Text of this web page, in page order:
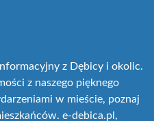
z Dębicy i okolic.
z naszego pięknego
w mieście, poznaj
e-debica.pl,